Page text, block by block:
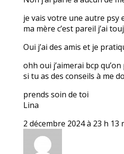
je vais votre une autre psy
ma mère c’est pareil j’ai
Oui j’ai des amis et je
ohh oui j’aimerai bcp
si tu as des conseils à me
prends soin de toi
Lina
2 décembre 2024 à 23 h 13